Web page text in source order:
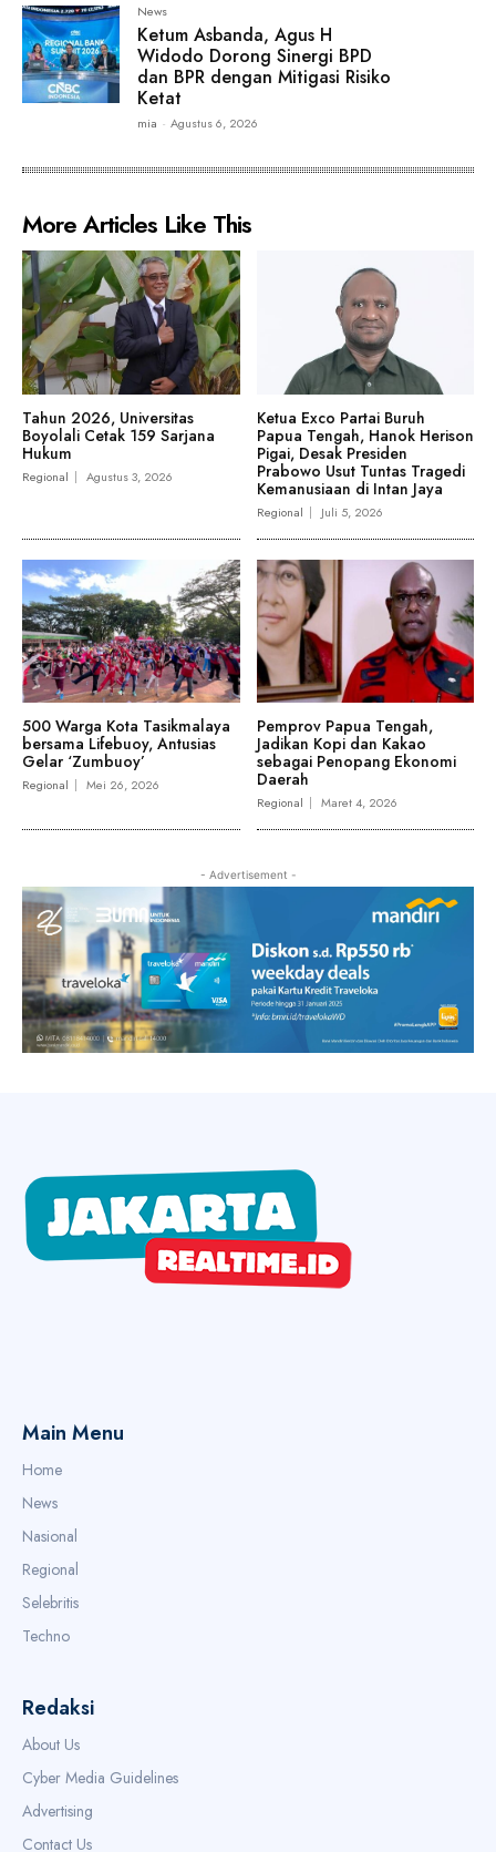
News
Ketum Asbanda, Agus H
Widodo Dorong Sinergi BPD
dan BPR dengan Mitigasi Risiko
Ketat
mia - Agustus 6, 2026
More Articles Like This
Tahun 2026, Universitas
Boyolali Cetak 159 Sarjana
Hukum
Regional Agustus 3, 2026
Ketua Exco Partai Buruh
Papua Tengah, Hanok Herison
Pigai, Desak Presiden
Prabowo Usut Tuntas Tragedi
Kemanusiaan di Intan Jaya
Regional Juli 5, 2026
500 Warga Kota Tasikmalaya
bersama Lifebuoy, Antusias
Gelar ‘Zumbuoy’
Regional Mei 26, 2026
Pemprov Papua Tengah,
Jadikan Kopi dan Kakao
sebagai Penopang Ekonomi
Daerah
Regional Maret 4, 2026
- Advertisement -
Main Menu
Home
News
Nasional
Regional
Selebritis
Techno
Redaksi
About Us
Cyber Media Guidelines
Advertising
Contact Us